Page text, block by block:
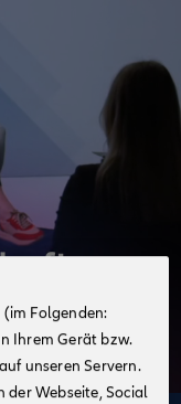
Folgenden:
Ihrem Gerät bzw.
unseren Servern.
der Webseite, Social